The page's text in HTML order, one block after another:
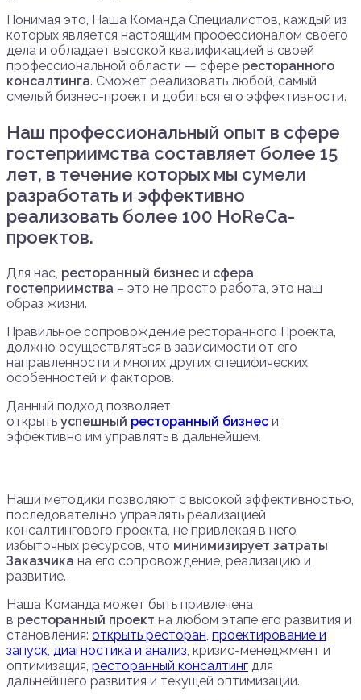
Понимая это, Наша Команда Специалистов, каждый из
которых является настоящим профессионалом своего
дела и обладает высокой квалификацией в своей
профессиональной области — сфере ресторанного
консалтинга. Сможет реализовать любой, самый
смелый бизнес-проект и добиться его эффективности.
Наш профессиональный опыт в сфере
гостеприимства составляет более 15
лет, в течение которых мы сумели
разработать и эффективно
реализовать более 100 HoReCa-
проектов.
Для нас, ресторанный бизнес и сфера
гостеприимства – это не просто работа, это наш
образ жизни.
Правильное сопровождение ресторанного Проекта,
должно осуществляться в зависимости от его
направленности и многих других специфических
особенностей и факторов.
Данный подход позволяет
открыть успешный ресторанный бизнес и
эффективно им управлять в дальнейшем.
Наши методики позволяют с высокой эффективностью,
последовательно управлять реализацией
консалтингового проекта, не привлекая в него
избыточных ресурсов, что минимизирует затраты
Заказчика на его сопровождение, реализацию и
развитие.
Наша Команда может быть привлечена
в ресторанный проект на любом этапе его развития и
становления: открыть ресторан, проектирование и
запуск, диагностика и анализ, кризис-менеджмент и
оптимизация, ресторанный консалтинг для
дальнейшего развития и текущей оптимизации.